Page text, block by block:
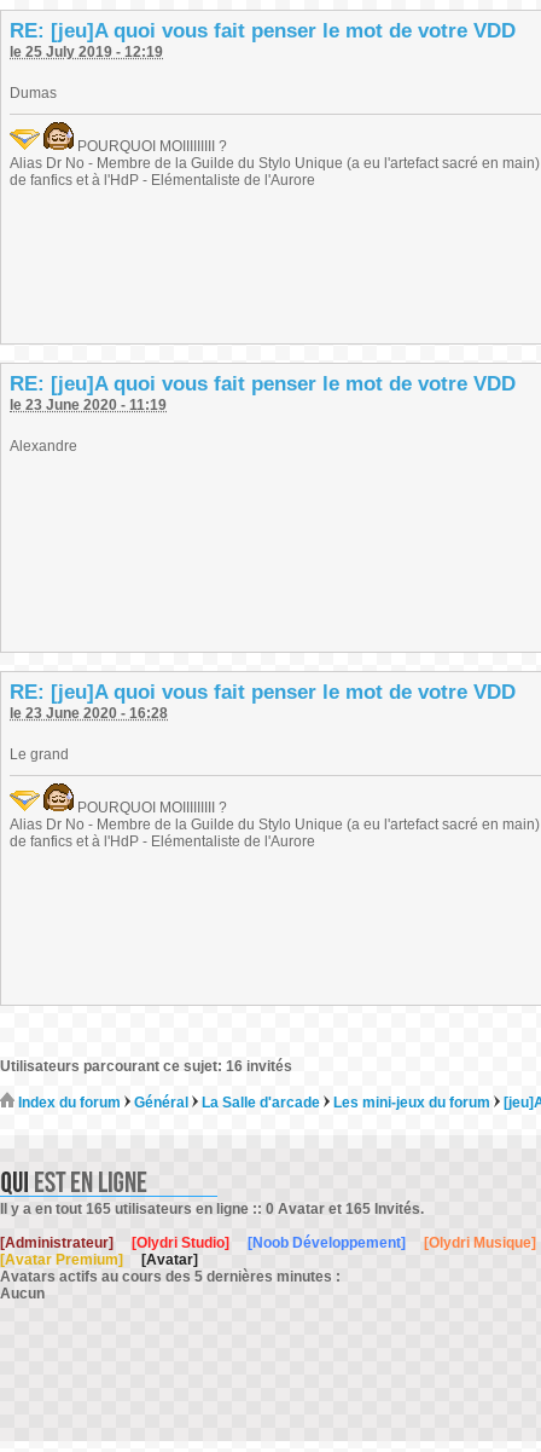
RE: [jeu]A quoi vous fait penser le mot de votre VDD
le 25 July 2019 - 12:19
Dumas
POURQUOI MOIIIIIIIII ?
Alias Dr No - Membre de la Guilde du Stylo Unique (a eu l'artefact sacré en
de fanfics et à l'HdP - Elémentaliste de l'Aurore
RE: [jeu]A quoi vous fait penser le mot de votre VDD
le 23 June 2020 - 11:19
Alexandre
RE: [jeu]A quoi vous fait penser le mot de votre VDD
le 23 June 2020 - 16:28
Le grand
POURQUOI MOIIIIIIIII ?
Alias Dr No - Membre de la Guilde du Stylo Unique (a eu l'artefact sacré en
de fanfics et à l'HdP - Elémentaliste de l'Aurore
Utilisateurs parcourant ce sujet: 16 invités
Index du forum Général La Salle d'arcade Les mini-jeux du forum
Il y a en tout 165 utilisateurs en ligne :: 0 Avatar et 165 Invités.
[Administrateur]
[Olydri Studio] [Noob Développement]
[Olydri Musique]
[Avatar Premium]
[Avatar]
Avatars actifs au cours des 5 dernières minutes :
Aucun